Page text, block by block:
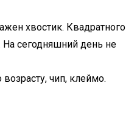
хвостик. Квадратного
На сегодняшний день не
чип, клеймо.